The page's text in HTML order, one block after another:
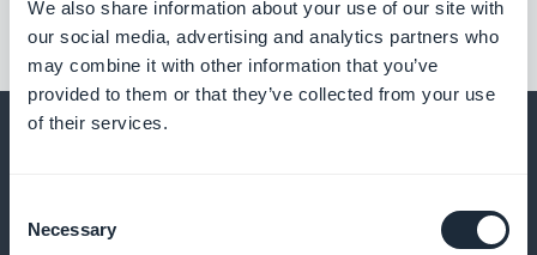
We also share information about your use of our site with
our social media, advertising and analytics partners who
may combine it with other information that you’ve
provided to them or that they’ve collected from your use
of their services.
Selection
Necessary
En nog veel meer